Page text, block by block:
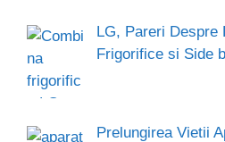
LG, Pareri Despre
Frigorifice si Side
Prelungirea Vietii